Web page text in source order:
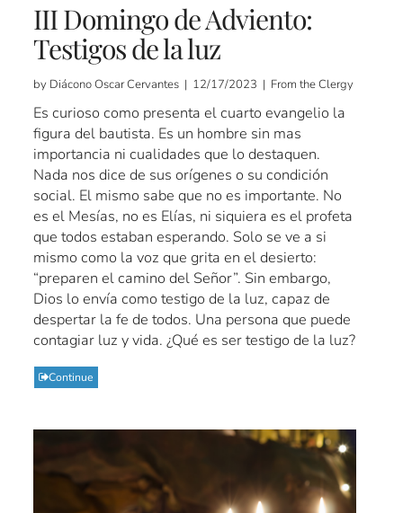
III Domingo de Adviento:
Testigos de la luz
by Diácono Oscar Cervantes | 12/17/2023 | From the Clergy
Es curioso como presenta el cuarto evangelio la
figura del bautista. Es un hombre sin mas
importancia ni cualidades que lo destaquen.
Nada nos dice de sus orígenes o su condición
social. El mismo sabe que no es importante. No
es el Mesías, no es Elías, ni siquiera es el profeta
que todos estaban esperando. Solo se ve a si
mismo como la voz que grita en el desierto:
“preparen el camino del Señor”. Sin embargo,
Dios lo envía como testigo de la luz, capaz de
despertar la fe de todos. Una persona que puede
contagiar luz y vida. ¿Qué es ser testigo de la luz?
Continue